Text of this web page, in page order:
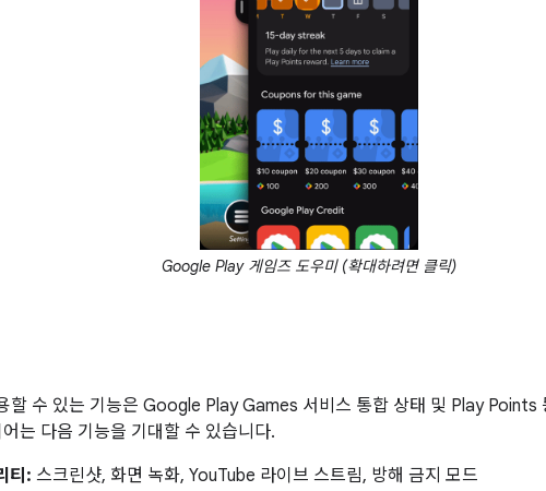
Google Play 게임즈 도우미 (확대하려면 클릭)
할 수 있는 기능은 Google Play Games 서비스 통합 상태 및 Play Points
는 다음 기능을 기대할 수 있습니다.
티: 스크린샷, 화면 녹화, YouTube 라이브 스트림, 방해 금지 모드